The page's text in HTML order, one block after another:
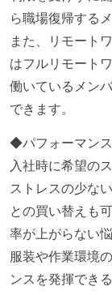
ら職場復帰する
また、リモート
はフルリモート
働いているメン
できます。
◆パフォーマン
入社時に希望の
ストレスの少な
との買い替えも
率が上がらない
服装や作業環境
ンスを発揮でき